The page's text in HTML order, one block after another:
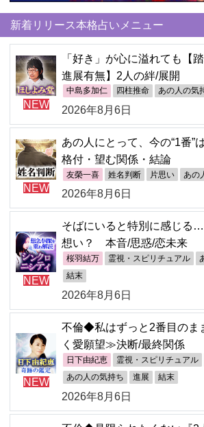
新着リリース本格占いメニュー
NEW
「好き」が心に溢れても【
進展有無】2人の絆/展開
中島多加仁 四柱推命 あの人の気
2026年8月6日
NEW
あの人にとって、今の“1番
格付・望む関係・結論
友榮一喜 姓名判断 片思い あの
2026年8月6日
NEW
そばにいると特別に感じる
想い？ 本音/思惑/恋未来
桜羽結万 霊視・スピリチュアル
結末
2026年8月6日
NEW
不倫◆私はずっと2番目の
く愛願望≫決断/最終関係
日下由紀恵 霊視・スピリチュアル
あの人の気持ち 進展 結末
2026年8月6日